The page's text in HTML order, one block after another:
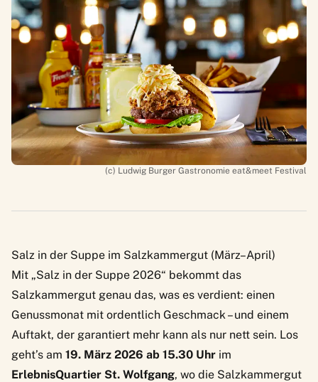
(c) Ludwig Burger Gastronomie eat&meet Festival
Salz in der Suppe im Salzkammergut (März–April)
Mit „Salz in der Suppe 2026“ bekommt das
Salzkammergut genau das, was es verdient: einen
Genussmonat mit ordentlich Geschmack – und einem
Auftakt, der garantiert mehr kann als nur nett sein. Los
geht’s am 19. März 2026 ab 15.30 Uhr im
ErlebnisQuartier St. Wolfgang, wo die Salzkammergut